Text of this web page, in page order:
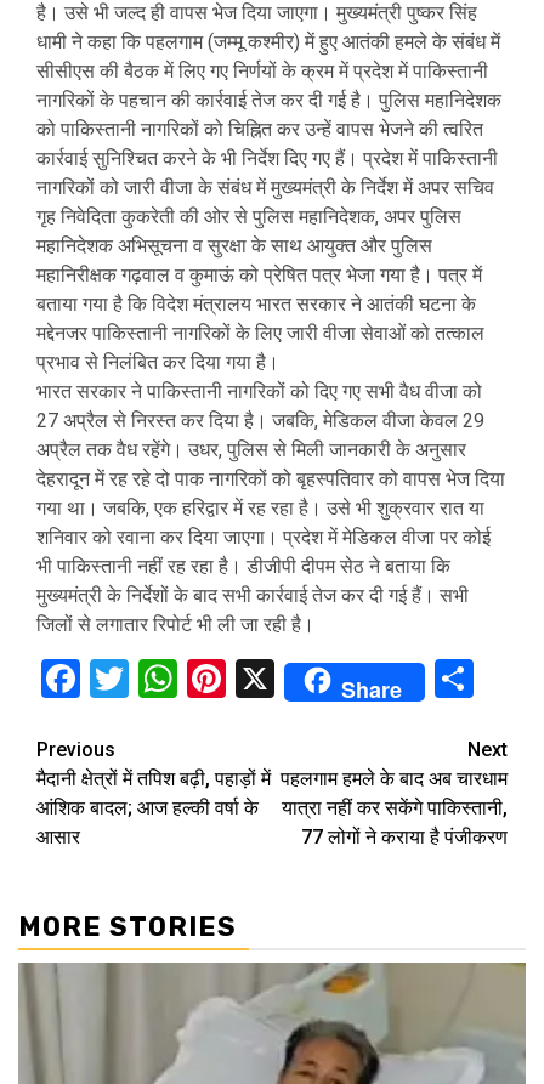
है। उसे भी जल्द ही वापस भेज दिया जाएगा। मुख्यमंत्री पुष्कर सिंह
धामी ने कहा कि पहलगाम (जम्मू कश्मीर) में हुए आतंकी हमले के संबंध में
सीसीएस की बैठक में लिए गए निर्णयों के क्रम में प्रदेश में पाकिस्तानी
नागरिकों के पहचान की कार्रवाई तेज कर दी गई है। पुलिस महानिदेशक
को पाकिस्तानी नागरिकों को चिह्नित कर उन्हें वापस भेजने की त्वरित
कार्रवाई सुनिश्चित करने के भी निर्देश दिए गए हैं। प्रदेश में पाकिस्तानी
नागरिकों को जारी वीजा के संबंध में मुख्यमंत्री के निर्देश में अपर सचिव
गृह निवेदिता कुकरेती की ओर से पुलिस महानिदेशक, अपर पुलिस
महानिदेशक अभिसूचना व सुरक्षा के साथ आयुक्त और पुलिस
महानिरीक्षक गढ़वाल व कुमाऊं को प्रेषित पत्र भेजा गया है। पत्र में
बताया गया है कि विदेश मंत्रालय भारत सरकार ने आतंकी घटना के
मद्देनजर पाकिस्तानी नागरिकों के लिए जारी वीजा सेवाओं को तत्काल
प्रभाव से निलंबित कर दिया गया है।
भारत सरकार ने पाकिस्तानी नागरिकों को दिए गए सभी वैध वीजा को
27 अप्रैल से निरस्त कर दिया है। जबकि, मेडिकल वीजा केवल 29
अप्रैल तक वैध रहेंगे। उधर, पुलिस से मिली जानकारी के अनुसार
देहरादून में रह रहे दो पाक नागरिकों को बृहस्पतिवार को वापस भेज दिया
गया था। जबकि, एक हरिद्वार में रह रहा है। उसे भी शुक्रवार रात या
शनिवार को रवाना कर दिया जाएगा। प्रदेश में मेडिकल वीजा पर कोई
भी पाकिस्तानी नहीं रह रहा है। डीजीपी दीपम सेठ ने बताया कि
मुख्यमंत्री के निर्देशों के बाद सभी कार्रवाई तेज कर दी गई हैं। सभी
जिलों से लगातार रिपोर्ट भी ली जा रही है।
Facebook
Twitter
WhatsApp
Pinterest
X Share
Continue
Reading
Previous
मैदानी क्षेत्रों में तपिश बढ़ी, पहाड़ों में
आंशिक बादल; आज हल्की वर्षा के
आसार
Next
पहलगाम हमले के बाद अब चारधाम
यात्रा नहीं कर सकेंगे पाकिस्तानी,
77 लोगों ने कराया है पंजीकरण
MORE STORIES